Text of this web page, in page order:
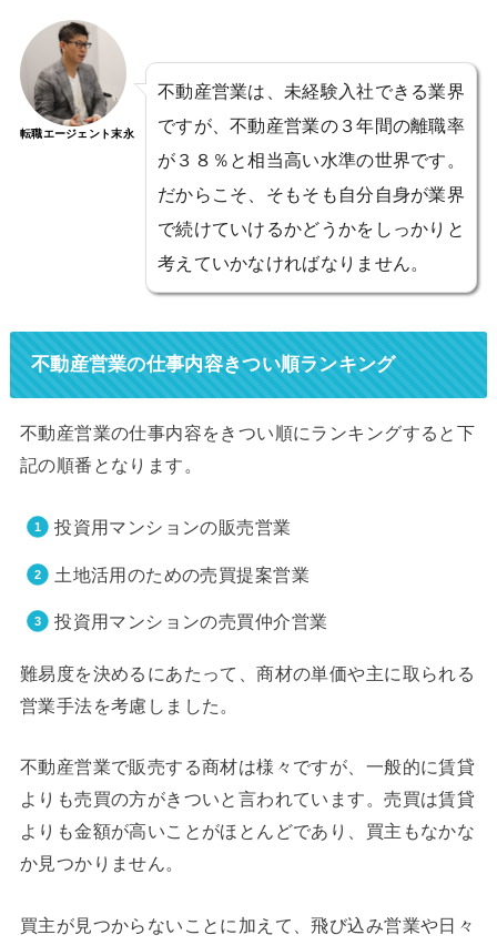
転職エージェント末永
不動産営業は、未経験入社できる業界
ですが、不動産営業の３年間の離職率
が３８％と相当高い水準の世界です。
だからこそ、そもそも自分自身が業界
で続けていけるかどうかをしっかりと
考えていかなければなりません。
不動産営業の仕事内容きつい順ランキング
不動産営業の仕事内容をきつい順にランキングすると下
記の順番となります。
投資用マンションの販売営業
土地活用のための売買提案営業
投資用マンションの売買仲介営業
難易度を決めるにあたって、商材の単価や主に取られる
営業手法を考慮しました。
不動産営業で販売する商材は様々ですが、一般的に賃貸
よりも売買の方がきついと言われています。売買は賃貸
よりも金額が高いことがほとんどであり、買主もなかな
か見つかりません。
買主が見つからないことに加えて、飛び込み営業や日々